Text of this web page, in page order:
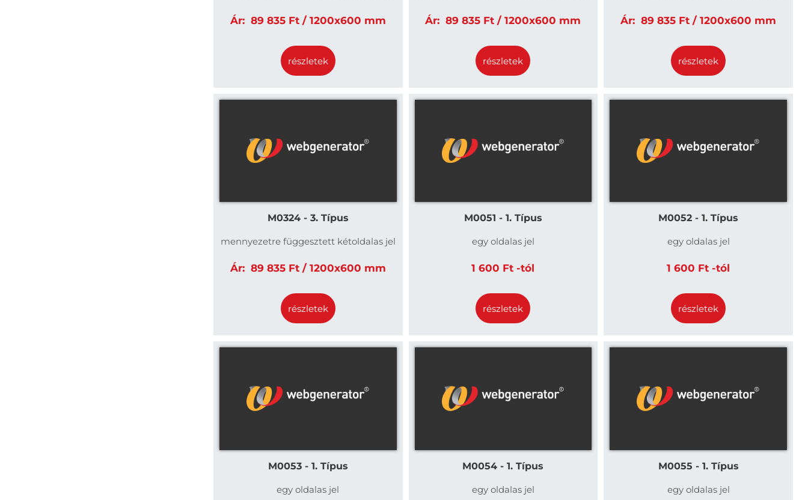
Ár:89 835 Ft / 1200x600 mm
részletek
Ár: 89 835 Ft / 1200x600 mm
részletek
Ár: 89 835 Ft / 1200x600 mm
részletek
M0324 - 3. Típus
mennyezetre függesztett kétoldalas jel
Ár:89 835 Ft / 1200x600 mm
részletek
M0051 - 1. Típus
egy oldalas jel
1 600 Ft -tól
részletek
M0052 - 1. Típus
egy oldalas jel
1 600 Ft -tól
részletek
M0053 - 1. Típus
egy oldalas jel
M0054 - 1. Típus
egy oldalas jel
M0055 - 1. Típus
egy oldalas jel